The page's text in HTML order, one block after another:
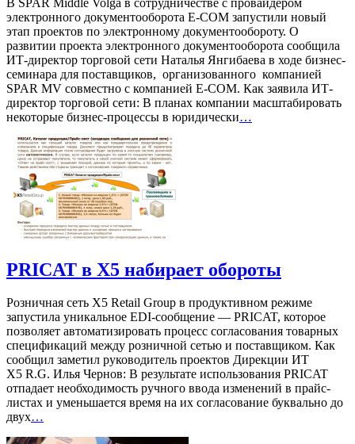
электронного документооборота E-COM запустили новый
этап проектов по электронному документообороту. О
развитии проекта электронного документооборота сообщила
ИТ-директор торговой сети Наталья Янгибаева в ходе бизнес-
семинара для поставщиков, организованного компанией
SPAR MV совместно с компанией E-COM. Как заявила ИТ-
директор торговой сети: В планах компании масштабировать
некоторые бизнес-процессы в юридически…
PRICAT в X5 набирает обороты
Розничная сеть X5 Retail Group в продуктивном режиме
запустила уникальное EDI-сообщение — PRICAT, которое
позволяет автоматизировать процесс согласования товарных
спецификаций между розничной сетью и поставщиком. Как
сообщил заметил руководитель проектов Дирекции ИТ
X5 R.G. Илья Чернов: В результате использования PRICAT
отпадает необходимость ручного ввода изменений в прайс-
листах и уменьшается время на их согласование буквально до
двух…